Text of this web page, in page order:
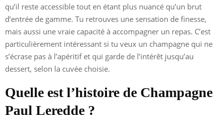
qu’il reste accessible tout en étant plus nuancé qu’un brut
d’entrée de gamme. Tu retrouves une sensation de finesse,
mais aussi une vraie capacité à accompagner un repas. C’est
particulièrement intéressant si tu veux un champagne qui ne
s’écrase pas à l’apéritif et qui garde de l’intérêt jusqu’au
dessert, selon la cuvée choisie.
Quelle est l’histoire de Champagne
Paul Leredde ?